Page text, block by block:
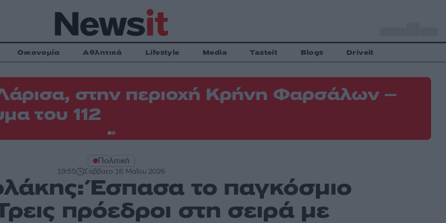
Οικονομία Αθλητικά Lifestyle Media Tasteit Blogs Driveit
στην περιοχή Κρήνη Φαρσάλων –
του 112
Πολιτική
19:55 Σάββατο 16 Μαΐου 2026
Έσπασα το παγκόσμιο
πρόεδροι στη σειρά με